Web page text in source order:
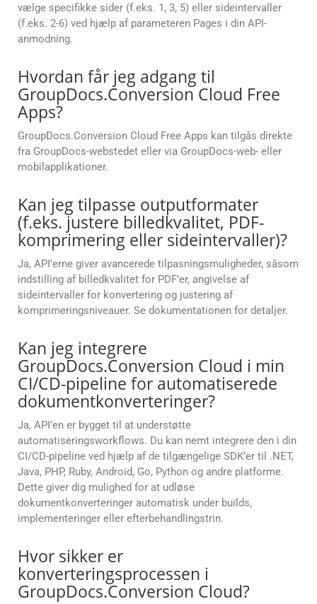
vælge specifikke sider (f.eks. 1, 3, 5) eller sideintervaller
(f.eks. 2-6) ved hjælp af parameteren Pages i din API-
anmodning.
Hvordan får jeg adgang til
GroupDocs.Conversion Cloud Free
Apps?
GroupDocs.Conversion Cloud Free Apps kan tilgås direkte
fra GroupDocs-webstedet eller via GroupDocs-web- eller
mobilapplikationer.
Kan jeg tilpasse outputformater
(f.eks. justere billedkvalitet, PDF-
komprimering eller sideintervaller)?
Ja, API’erne giver avancerede tilpasningsmuligheder, såsom
indstilling af billedkvalitet for PDF’er, angivelse af
sideintervaller for konvertering og justering af
komprimeringsniveauer. Se dokumentationen for detaljer.
Kan jeg integrere
GroupDocs.Conversion Cloud i min
CI/CD-pipeline for automatiserede
dokumentkonverteringer?
Ja, API’en er bygget til at understøtte
automatiseringsworkflows. Du kan nemt integrere den i din
CI/CD-pipeline ved hjælp af de tilgængelige SDK’er til .NET,
Java, PHP, Ruby, Android, Go, Python og andre platforme.
Dette giver dig mulighed for at udløse
dokumentkonverteringer automatisk under builds,
implementeringer eller efterbehandlingstrin.
Hvor sikker er
konverteringsprocessen i
GroupDocs.Conversion Cloud?